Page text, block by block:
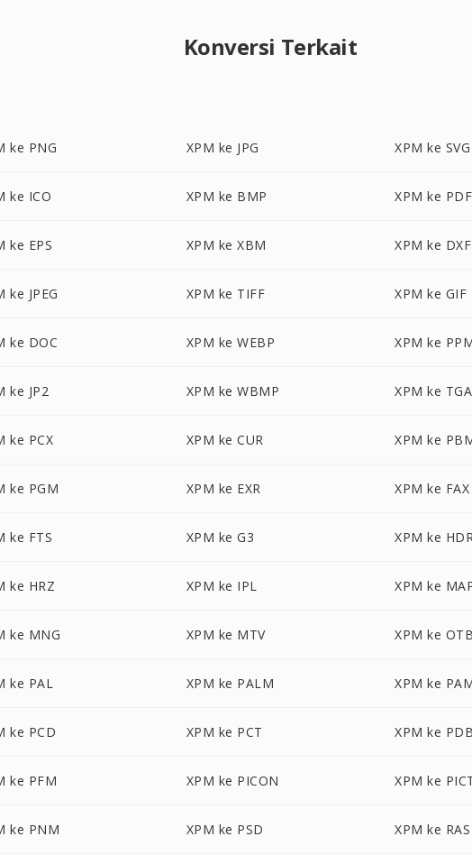
Konversi Terkait
ke PNG XPM ke JPG XPM ke SVG
ke ICO XPM ke BMP XPM ke PDF
ke EPS XPM ke XBM XPM ke DXF
ke JPEG XPM ke TIFF XPM ke GIF
ke DOC XPM ke WEBP XPM ke
ke JP2 XPM ke WBMP XPM ke TGA
ke PCX XPM ke CUR XPM ke
ke PGM XPM ke EXR XPM ke FAX
ke FTS XPM ke G3 XPM ke
ke HRZ XPM ke IPL XPM ke
ke MNG XPM ke MTV XPM ke
ke PAL XPM ke PALM XPM ke
ke PCD XPM ke PCT XPM ke
ke PFM XPM ke PICON XPM ke
ke PNM XPM ke PSD XPM ke RAS